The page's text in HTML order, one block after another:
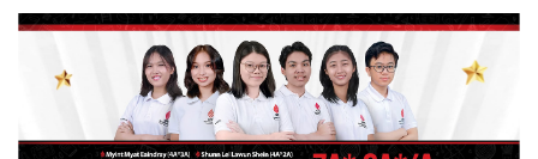
GPIS တွင် ကျောင်းဝင်ခွင့်သတ်မှတ်ချက်များ -
NCC Education မှ စစ်ဆေးသော ဝင်ခွင့်စာမေးပွဲ
(Entrance Test) နှင့် Speaking Test ကို ဖြေဆိုအောင်မြင်ရ
Teaching Methods (ဘယ်လိုသင်ကြားမှာလဲ?)
GPIS မှာဆိုရင်တော့ ကျောင်းသို့လာတက်ရသော on
campus အတန်းများနှင့် အနယ်နယ်အရပ်ရပ်မှ ကျောင်းသား၊